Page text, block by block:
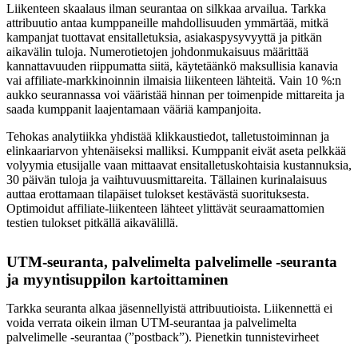
Liikenteen skaalaus ilman seurantaa on silkkaa arvailua. Tarkka
attribuutio antaa kumppaneille mahdollisuuden ymmärtää, mitkä
kampanjat tuottavat ensitalletuksia, asiakaspysyvyyttä ja pitkän
aikavälin tuloja. Numerotietojen johdonmukaisuus määrittää
kannattavuuden riippumatta siitä, käytetäänkö maksullisia kanavia
vai affiliate-markkinoinnin ilmaisia liikenteen lähteitä. Vain 10 %:n
aukko seurannassa voi vääristää hinnan per toimenpide mittareita ja
saada kumppanit laajentamaan vääriä kampanjoita.
Tehokas analytiikka yhdistää klikkaustiedot, talletustoiminnan ja
elinkaariarvon yhtenäiseksi malliksi. Kumppanit eivät aseta pelkkää
volyymia etusijalle vaan mittaavat ensitalletuskohtaisia kustannuksia,
30 päivän tuloja ja vaihtuvuusmittareita. Tällainen kurinalaisuus
auttaa erottamaan tilapäiset tulokset kestävästä suorituksesta.
Optimoidut affiliate-liikenteen lähteet ylittävät seuraamattomien
testien tulokset pitkällä aikavälillä.
UTM-seuranta, palvelimelta palvelimelle -seuranta
ja myyntisuppilon kartoittaminen
Tarkka seuranta alkaa jäsennellyistä attribuutioista. Liikennettä ei
voida verrata oikein ilman UTM-seurantaa ja palvelimelta
palvelimelle -seurantaa (”postback”). Pienetkin tunnistevirheet